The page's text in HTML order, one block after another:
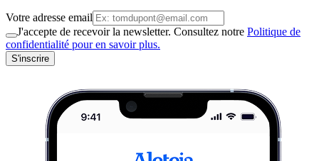
Votre adresse email
J'accepte de recevoir la newsletter. Consultez notre Politique de
confidentialité pour en savoir plus.
S'inscrire